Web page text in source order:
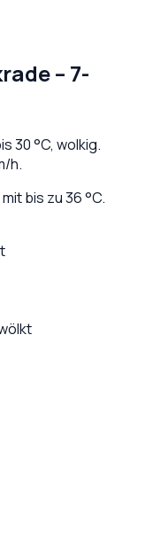
– 7-
30°C, wolkig.
h.
bis zu 36 °C.